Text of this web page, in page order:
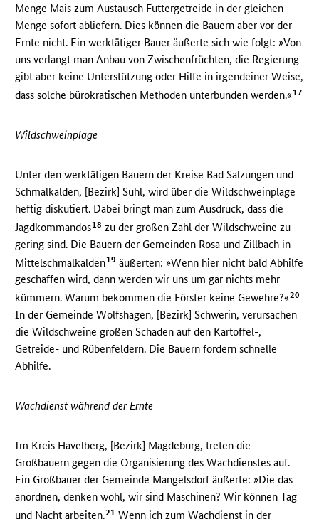
Menge Mais zum Austausch Futtergetreide in der gleichen
Menge sofort abliefern. Dies können die Bauern aber vor der
Ernte nicht. Ein werktätiger Bauer äußerte sich wie folgt: »Von
uns verlangt man Anbau von Zwischenfrüchten, die Regierung
gibt aber keine Unterstützung oder Hilfe in irgendeiner Weise,
dass solche bürokratischen Methoden unterbunden werden.«17
Wildschweinplage
Unter den werktätigen Bauern der Kreise Bad Salzungen und
Schmalkalden, [Bezirk] Suhl, wird über die Wildschweinplage
heftig diskutiert. Dabei bringt man zum Ausdruck, dass die
Jagdkommandos18 zu der großen Zahl der Wildschweine zu
gering sind. Die Bauern der Gemeinden Rosa und Zillbach in
Mittelschmalkalden19 äußerten: »Wenn hier nicht bald Abhilfe
geschaffen wird, dann werden wir uns um gar nichts mehr
kümmern. Warum bekommen die Förster keine Gewehre?«20
In der Gemeinde Wolfshagen, [Bezirk] Schwerin, verursachen
die Wildschweine großen Schaden auf den Kartoffel-,
Getreide- und Rübenfeldern. Die Bauern fordern schnelle
Abhilfe.
Wachdienst während der Ernte
Im Kreis Havelberg, [Bezirk] Magdeburg, treten die
Großbauern gegen die Organisierung des Wachdienstes auf.
Ein Großbauer der Gemeinde Mangelsdorf äußerte: »Die das
anordnen, denken wohl, wir sind Maschinen? Wir können Tag
und Nacht arbeiten.21 Wenn ich zum Wachdienst in der